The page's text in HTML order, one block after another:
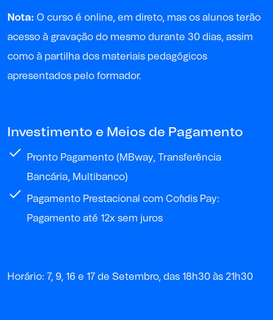
Nota: O curso é online, em direto, mas os alunos terão
acesso à gravação do mesmo durante 30 dias, assim
como à partilha dos materiais pedagógicos
apresentados pelo formador.
Investimento e Meios de Pagamento
Pronto Pagamento (MBway, Transferência
Bancária, Multibanco)
Pagamento Prestacional com Cofidis Pay:
Pagamento até 12x sem juros
Horário: 7, 9, 16 e 17 de Setembro, das 18h30 às 21h30